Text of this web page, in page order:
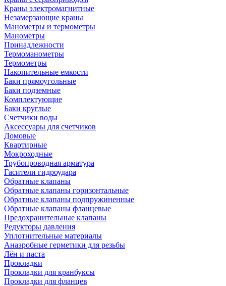
Краны электромагнитные
Незамерзающие краны
Манометры и термометры
Манометры
Принадлежности
Термоманометры
Термометры
Накопительные емкости
Баки прямоугольные
Баки подземные
Комплектующие
Баки круглые
Счетчики воды
Аксессуары для счетчиков
Домовые
Квартирные
Мокроходные
Трубопроводная арматура
Гасители гидроудара
Обратные клапаны
Обратные клапаны горизонтальные
Обратные клапаны подпружиненные
Обратные клапаны фланцевые
Предохранительные клапаны
Редукторы давления
Уплотнительные материалы
Анаэробные герметики для резьбы
Лён и паста
Прокладки
Прокладки для кранбуксы
Прокладки для фланцев